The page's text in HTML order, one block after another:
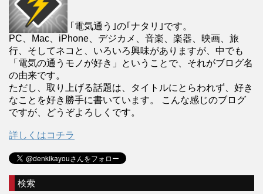
｢電気通う｣の｢ナタリ｣です。
PC、Mac、iPhone、デジカメ、音楽、楽器、映画、旅
行、そしてネコと、いろいろ興味がありますが、中でも
「電気の通うモノが好き」ということで、それがブログ名
の由来です。
ただし、取り上げる話題は、タイトルにとらわれず、好き
なことを好き勝手に書いています。 こんな感じのブログ
ですが、どうぞよろしくです。
詳しくはコチラ
検索